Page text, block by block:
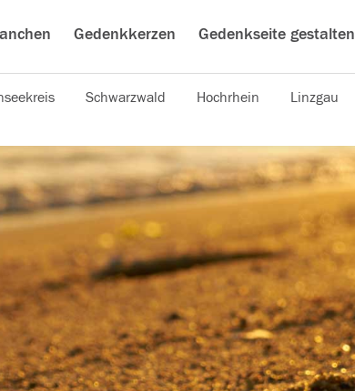
Gedenkkerzen Gedenkseite gestalten
Schwarzwald Hochrhein Linzgau